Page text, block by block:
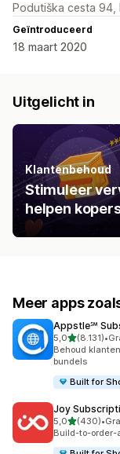
Podutiška cesta 94,
Geïntroduceerd
18 maart 2020
Uitgelicht in
Klantenbehoud
Stimuleer
helpen
Meer apps
Appstle℠
5,0van 5(8.131)
8131 recensies
•
Behoud
bundels
Built for
Joy
5,0van 5
(430)
430 recensies
•
Build-to-order-